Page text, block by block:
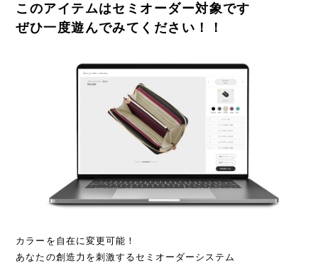
このアイテムはセミオーダー対象です
ぜひ一度遊んでみてください！！
カラーを自在に変更可能！
あなたの創造力を刺激するセミオーダーシステム